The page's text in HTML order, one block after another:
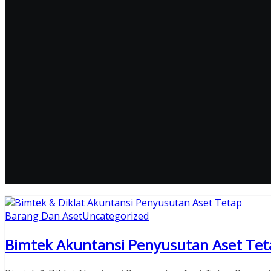
Barang Dan AsetUncategorized
Bimtek Akuntansi Penyusutan Aset